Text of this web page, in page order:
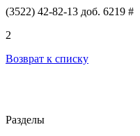
(3522) 42-82-13 доб. 6219 #
2
Возврат к списку
Разделы